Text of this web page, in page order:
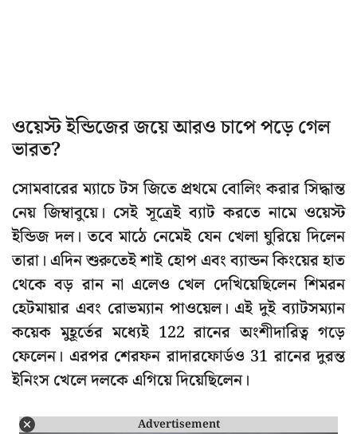
ওয়েস্ট ইন্ডিজের জয়ে আরও চাপে পড়ে গেল
ভারত?
সোমবারের ম্যাচে টস জিতে প্রথমে বোলিং করার সিদ্ধান্ত
নেয় জিম্বাবুয়ে। সেই সূত্রেই ব্যাট করতে নামে ওয়েস্ট
ইন্ডিজ দল। তবে মাঠে নেমেই যেন খেলা ঘুরিয়ে দিলেন
তারা। এদিন শুরুতেই শাই হোপ এবং ব্যান্ডন কিংয়ের হাত
থেকে বড় রান না এলেও খেল দেখিয়েছিলেন শিমরন
হেটমায়ার এবং রোভম্যান পাওয়েল। এই দুই ব্যাটসম্যান
কয়েক মুহূর্তের মধ্যেই 122 রানের অংশীদারিত্ব গড়ে
ফেলেন। এরপর শেরফন রাদারফোর্ডও 31 রানের দুরন্ত
ইনিংস খেলে দলকে এগিয়ে দিয়েছিলেন।
Advertisement